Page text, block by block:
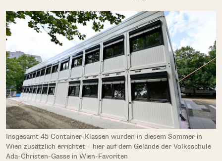
Insgesamt 45 Container-Klassen wurden in diesem Sommer in
Wien zusätzlich errichtet – hier auf dem Gelände der Volksschule
Ada-Christen-Gasse in Wien-Favoriten